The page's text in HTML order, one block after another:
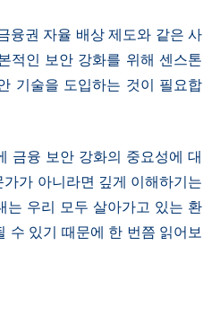
융권 자율 배상 제도와 같은 사
적인 보안 강화를 위해 센스톤
기술을 도입하는 것이 필요합
금융 보안 강화의 중요성에 대
가 아니라면 깊게 이해하기는
는 우리 모두 살아가고 있는 환
수 있기 때문에 한 번쯤 읽어보